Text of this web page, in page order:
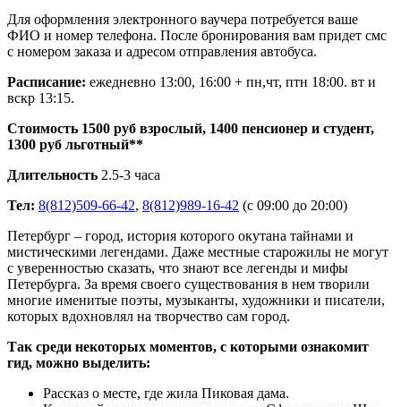
Для оформления электронного ваучера потребуется ваше
ФИО и номер телефона. После бронирования вам придет смс
с номером заказа и адресом отправления автобуса.
Расписание: ежедневно 13:00, 16:00 + пн,чт, птн 18:00. вт и
вскр 13:15.
Стоимость 1500 руб взрослый, 1400 пенсионер и студент,
1300 руб льготный**
Длительность 2.5-3 часа
Тел: 8(812)509-66-42, 8(812)989-16-42 (с 09:00 до 20:00)
Петербург – город, история которого окутана тайнами и
мистическими легендами. Даже местные старожилы не могут
с уверенностью сказать, что знают все легенды и мифы
Петербурга. За время своего существования в нем творили
многие именитые поэты, музыканты, художники и писатели,
которых вдохновлял на творчество сам город.
Так среди некоторых моментов, с которыми ознакомит
гид, можно выделить:
Рассказ о месте, где жила Пиковая дама.